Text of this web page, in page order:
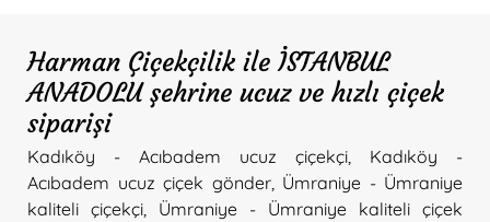
Harman Çiçekçilik ile İSTANBUL
ANADOLU şehrine ucuz ve hızlı çiçek
siparişi
Kadıköy - Acıbadem ucuz çiçekçi
Kadıköy -
Acıbadem ucuz çiçek gönder, Ümraniye - Ümraniye
kaliteli çiçekçi
Ümraniye - Ümraniye kaliteli çiçek